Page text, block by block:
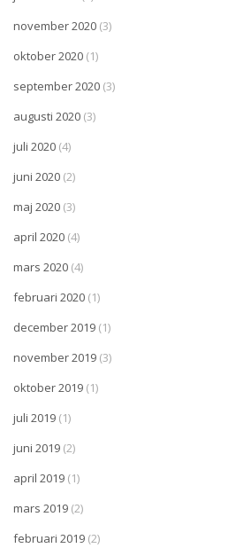
november 2020 (3)
oktober 2020 (1)
september 2020 (3)
augusti 2020 (3)
juli 2020 (4)
juni 2020 (2)
maj 2020 (3)
april 2020 (4)
mars 2020 (4)
februari 2020 (1)
december 2019 (1)
november 2019 (3)
oktober 2019 (1)
juli 2019 (1)
juni 2019 (2)
april 2019 (1)
mars 2019 (2)
februari 2019 (2)